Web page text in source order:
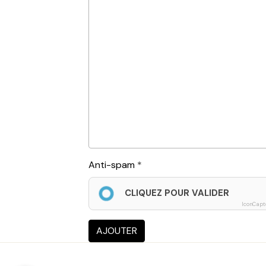
Anti-spam
CLIQUEZ POUR VALIDER
AJOUTER